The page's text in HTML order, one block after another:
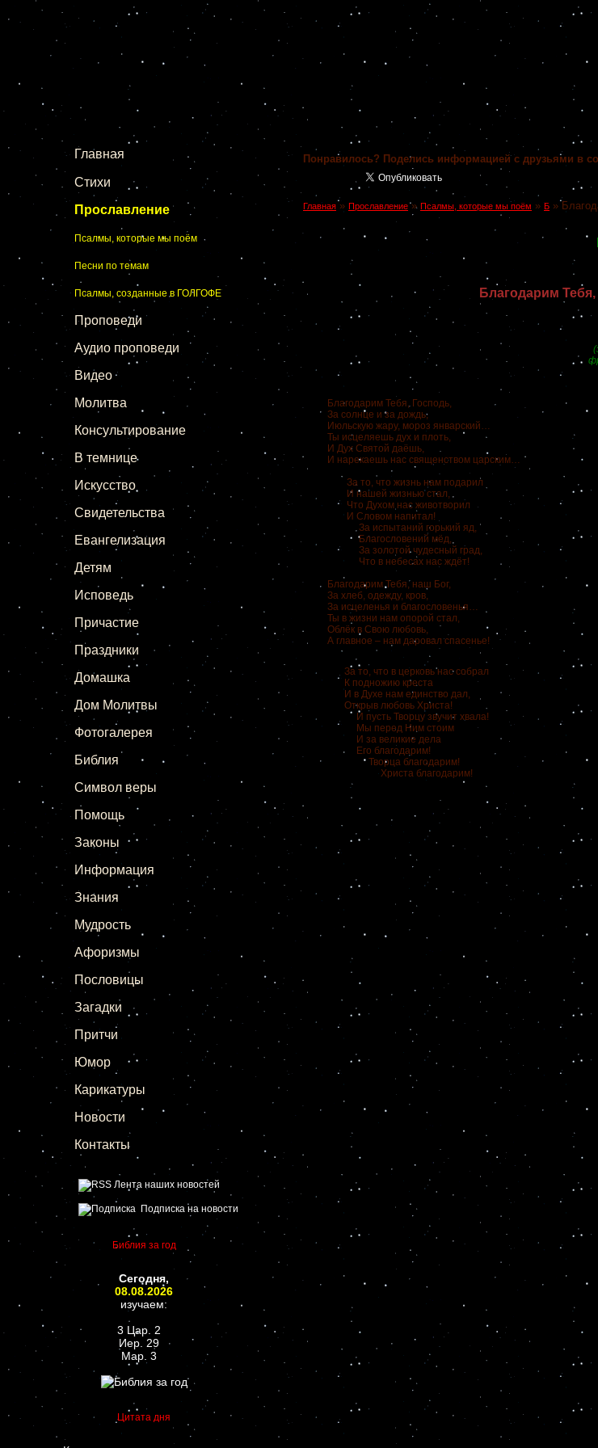
Главная
Стихи
Прославление
Псалмы, которые мы поём
Песни по темам
Псалмы, созданные в ГОЛГОФЕ
Проповеди
Аудио проповеди
Видео
Молитва
Консультирование
В темнице
Искусство
Свидетельства
Евангелизация
Детям
Исповедь
Причастие
Праздники
Домашка
Дом Молитвы
Фотогалерея
Библия
Символ веры
Помощь
Законы
Информация
Знания
Мудрость
Афоризмы
Пословицы
Загадки
Притчи
Юмор
Карикатуры
Новости
Контакты
Лента наших новостей
Подписка на новости
Библия за год
Сегодня,
08.08.2026
изучаем:
3 Цар. 2
Иер. 29
Мар. 3
Цитата дня
Понравилось? Поделись информацией с друзьями в
Главная » Прославление» Псалмы, которые мы поём » Б »
Благодарим
Благодарим Тебя, Господь,
За солнце и за дождь,
Июльскую жару, мороз январский…
Ты исцеляешь дух и плоть,
И Дух Святой даёшь,
И нарекаешь нас священством царским…
За то, что жизнь нам подарил
И нашей жизнью стал,
Что Духом нас животворил
И Словом напитал!
За испытаний горький яд,
Благословений мёд,
За золотой чудесный град,
Что в небесах нас ждёт!
Благодарим Тебя, наш Бог,
За хлеб, одежду, кров,
За исцеленья и благословенья…
Ты в жизни нам опорой стал,
Облёк в Свою любовь,
А главное – нам даровал спасенье!
За то, что в церковь нас собрал
К подножию креста
И в Духе нам единство дал,
Открыв любовь Христа!
И пусть Творцу звучит хвала!
Мы перед Ним стоим
И за великие дела
Его благодарим!
Творца благодарим!
Христа благодарим!